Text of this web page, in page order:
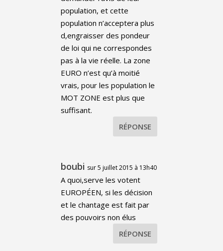
population, et cette
population n’acceptera plus
d,engraisser des pondeur
de loi qui ne correspondes
pas à la vie réelle. La zone
EURO n’est qu’à moitié
vrais, pour les population le
MOT ZONE est plus que
suffisant.
RÉPONSE
boubi sur 5 juillet 2015 à 13h40
A quoi,serve les votent
EUROPÉEN, si les décision
et le chantage est fait par
des pouvoirs non élus
RÉPONSE